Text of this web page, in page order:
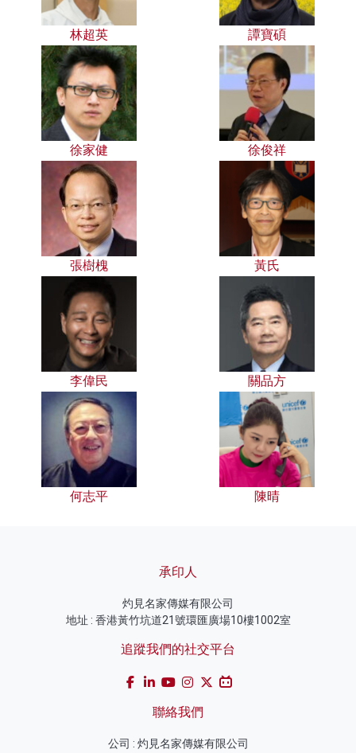
林超英 譚寶碩
徐家健 徐俊祥
張樹槐 黃氏
李偉民 關品方
何志平 陳晴
承印人
灼見名家傳媒有限公司
地址 : 香港黃竹坑道21號環匯廣場10樓1002室
追蹤我們的社交平台
聯絡我們
公司 : 灼見名家傳媒有限公司